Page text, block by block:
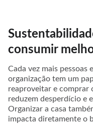
consumir
Cada vez mais pessoas
organização tem um
reaproveitar e comprar
reduzem desperdício e
Organizar a casa
impacta diretamente o